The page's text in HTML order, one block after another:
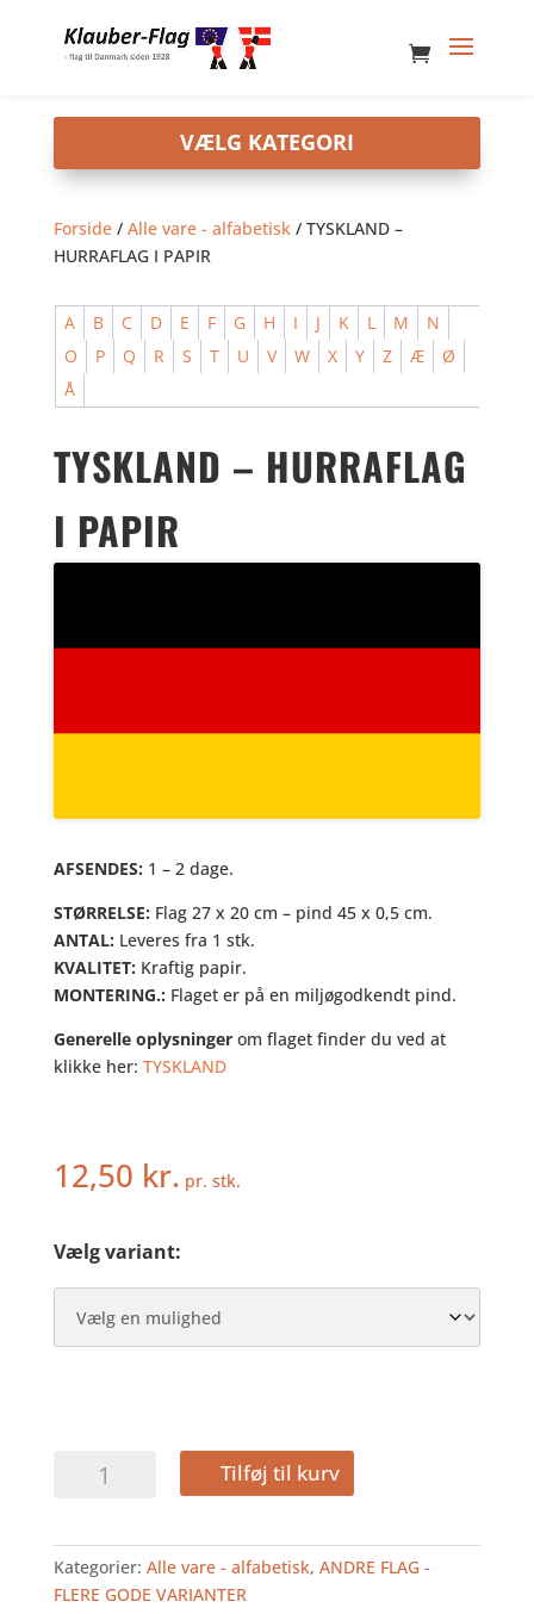
Forside/ Alle vare - alfabetisk/ TYSKLAND –
HURRAFLAG I PAPIR
A B C D E F G H I J K L M
N
O
P Q R S T U V W X Y Z Æ
Ø
Å
TYSKLAND – HURRAFLAG
I PAPIR
AFSENDES: 1 – 2 dage.
STØRRELSE: Flag 27 x 20 cm – pind 45 x 0,5 cm.
ANTAL: Leveres fra 1 stk.
KVALITET: Kraftig papir.
MONTERING.: Flaget er på en miljøgodkendt pind.
Generelle oplysningerom flaget finder du ved at
klikke her: TYSKLAND
12,50 kr. pr. stk.
Vælg variant:
TYSKLAND
I
PAPIR
antal
Tilføj til kurv
Kategorier: Alle vare - alfabetisk, ANDRE FLAG -
FLERE GODE VARIANTER